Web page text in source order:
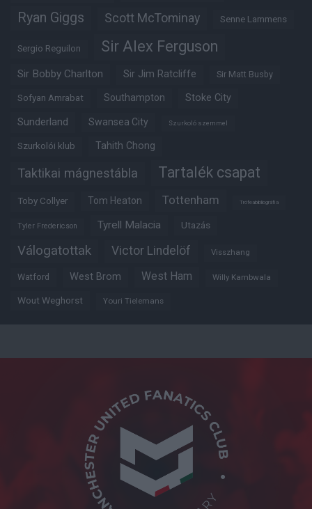
Ryan Giggs Scott McTominay Senne Lammens
Sergio Reguilon Sir Alex Ferguson
Sir Bobby Charlton Sir Jim Ratcliffe Sir Matt Busby
Sofyan Amrabat Southampton Stoke City
Sunderland Swansea City Szurkoló szemmel
Szurkolói klub Tahith Chong
Taktikai mágnestábla Tartalék csapat
Toby Collyer Tom Heaton Tottenham Trófeabibliográfia
Tyler Fredericson Tyrell Malacia Utazás
Válogatottak Victor Lindelöf Visszhang
Watford West Brom West Ham Willy Kambwala
Wout Weghorst Youri Tielemans